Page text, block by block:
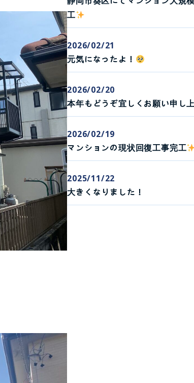
工
2026/02/21
元気になったよ！
2026/02/20
本年もどうぞ宜しくお願い申し
2026/02/19
マンションの現状回復工事完工
2025/11/22
大きくなりました！